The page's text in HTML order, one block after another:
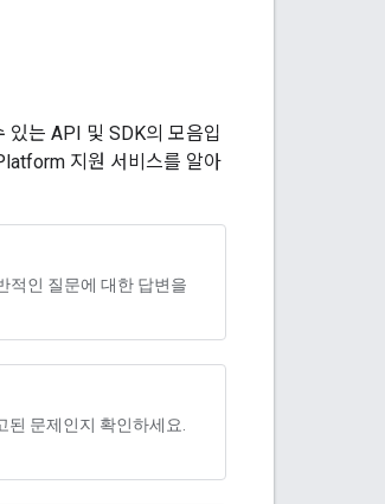
있는 API 및 SDK의 모음입
지원 서비스를 알아
적인 질문에 대한 답변을
문제인지 확인하세요.